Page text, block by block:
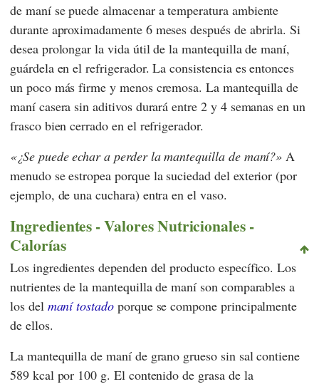
de maní se puede almacenar a temperatura ambiente
durante aproximadamente 6 meses después de abrirla. Si
desea prolongar la vida útil de la mantequilla de maní,
guárdela en el refrigerador. La consistencia es entonces
un poco más firme y menos cremosa. La mantequilla de
maní casera sin aditivos durará entre 2 y 4 semanas en un
frasco bien cerrado en el refrigerador.
¿Se puede echar a perder la mantequilla de maní?
A
menudo se estropea porque la suciedad del exterior (por
ejemplo, de una cuchara) entra en el vaso.
Ingredientes - Valores Nutricionales -
Calorías
Los ingredientes dependen del producto específico. Los
nutrientes de la mantequilla de maní son comparables a
los del maní tostadoporque se compone principalmente
de ellos.
La mantequilla de maní de grano grueso sin sal contiene
589 kcal por 100 g. El contenido de grasa de la